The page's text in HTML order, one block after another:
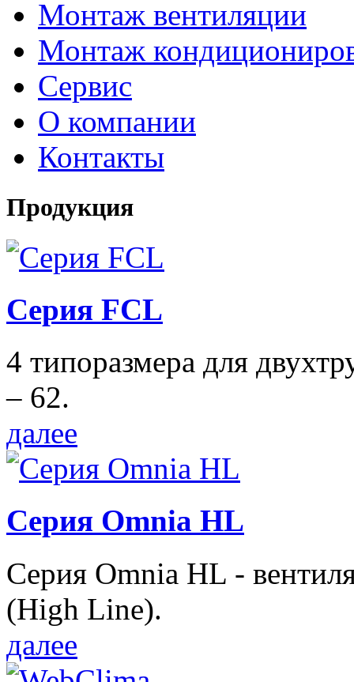
Монтаж вентиляции
Монтаж
Сервис
О компании
Контакты
Продукция
Серия FCL
4 типоразмера для
– 62.
далее
Серия Omnia HL
Серия Omnia HL -
(High Line).
далее